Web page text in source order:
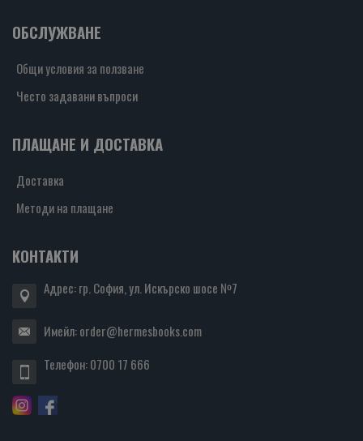
ОБСЛУЖВАНЕ
Общи условия за ползване
Често задавани въпроси
ПЛАЩАНЕ И ДОСТАВКА
Доставка
Методи на плащане
КОНТАКТИ
Адрес: гр. София, ул. Искърско шосе №7
Имейл:order@hermesbooks.com
Телефон:0700 17 666